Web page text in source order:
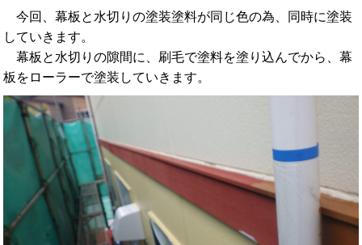
今回、幕板と水切りの塗装塗料が同じ色の為、同時に塗装
していきます。
幕板と水切りの隙間に、刷毛で塗料を塗り込んでから、幕
板をローラーで塗装していきます。